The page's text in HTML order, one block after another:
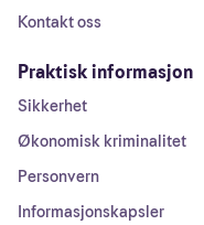
Kontakt oss
Praktisk informasjon
Sikkerhet
Økonomisk kriminalitet
Personvern
Informasjonskapsler